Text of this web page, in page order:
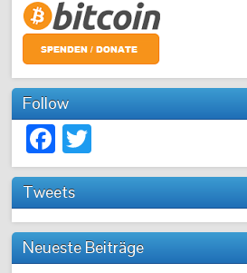
Follow
Facebook
Tweets
Neueste Beiträge